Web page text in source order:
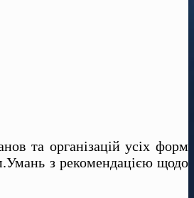
та організацій усіх форм
з рекомендацією щодо